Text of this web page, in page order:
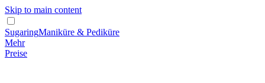
Skip to main content
SugaringManiküre & Pediküre
Mehr
Preise